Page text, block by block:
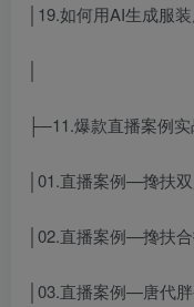
│19.如何用AI生成服
├─11.爆款直播案例
│01.直播案例—搀扶
│02.直播案例—搀扶
│03.直播案例—唐代